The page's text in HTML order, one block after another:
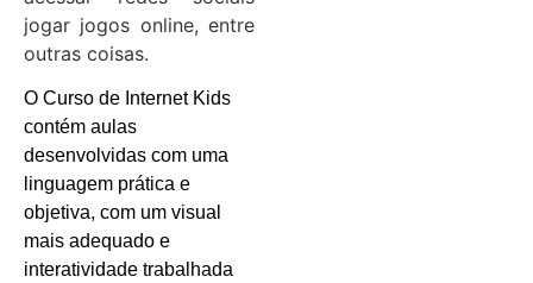
jogar jogos online, entre
outras coisas.
O Curso de Internet Kids
contém aulas
desenvolvidas com uma
linguagem prática e
objetiva, com um visual
mais adequado e
interatividade trabalhada